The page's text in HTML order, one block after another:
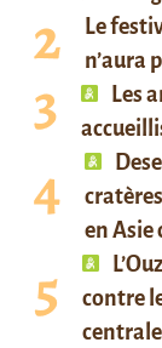
Le
n’aura
Les
en Asie
contre
centrale